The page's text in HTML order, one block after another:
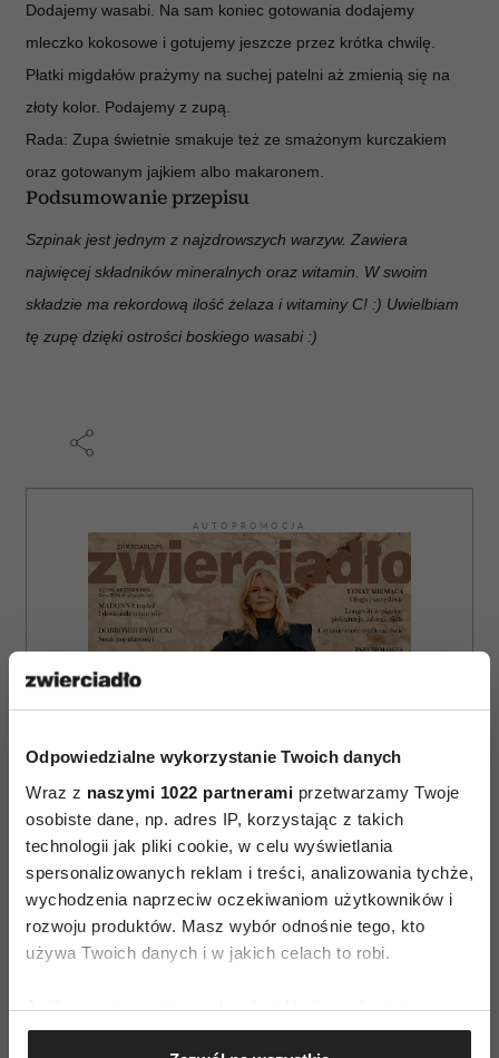
Odpowiedzialne wykorzystanie Twoich danych
Wraz z naszymi 1022 partnerami przetwarzamy Twoje
osobiste dane, np. adres IP, korzystając z takich
technologii jak pliki cookie, w celu wyświetlania
spersonalizowanych reklam i treści, analizowania tychże,
wychodzenia naprzeciw oczekiwaniom użytkowników i
rozwoju produktów. Masz wybór odnośnie tego, kto
używa Twoich danych i w jakich celach to robi.
Jeśli wyrazisz na to zgodę, chcielibyśmy również:
Gromadzić dane dotyczące Twojej lokalizacji
Dodajemy wasabi. Na sam koniec gotowania dodajemy
mleczko kokosowe i gotujemy jeszcze przez krótka chwilę.
Płatki migdałów prażymy na suchej patelni aż zmienią się na
złoty kolor. Podajemy z zupą.
Rada: Zupa świetnie smakuje też ze smażonym kurczakiem
oraz gotowanym jajkiem albo makaronem.
Podsumowanie przepisu
Szpinak jest jednym z najzdrowszych warzyw. Zawiera
najwięcej składników mineralnych oraz witamin. W swoim
składzie ma rekordową ilość żelaza i witaminy C! :) Uwielbiam
tę zupę dzięki ostrości boskiego wasabi :)
AUTOPROMOCJA
ZAMÓW
WYDANIE DRUKOWANE